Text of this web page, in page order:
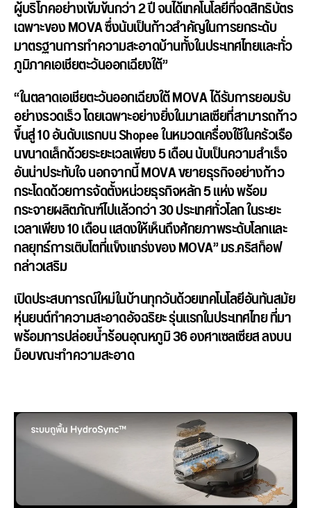
ผู้บริโภคอย่างเข้มข้นกว่า 2 ปี จนได้เทคโนโลยีที่จดสิทธิบัตร
เฉพาะของ MOVA ซึ่งนับเป็นก้าวสำคัญในการยกระดับ
มาตรฐานการทำความสะอาดบ้านทั้งในประเทศไทยและทั่ว
ภูมิภาคเอเชียตะวันออกเฉียงใต้”
“ในตลาดเอเชียตะวันออกเฉียงใต้ MOVA ได้รับการยอมรับ
อย่างรวดเร็ว โดยเฉพาะอย่างยิ่งในมาเลเซียที่สามารถก้าว
ขึ้นสู่ 10 อันดับแรกบน Shopee ในหมวดเครื่องใช้ในครัวเรือ
นขนาดเล็กด้วยระยะเวลเพียง 5 เดือน นับเป็นความสำเร็จ
อันน่าประทับใจ นอกจากนี้ MOVA ขยายธุรกิจอย่างก้าว
กระโดดด้วยการจัดตั้งหน่วยธุรกิจหลัก 5 แห่ง พร้อม
กระจายผลิตภัณฑ์ไปแล้วกว่า 30 ประเทศทั่วโลก ในระยะ
เวลาเพียง 10 เดือน แสดงให้เห็นถึงศักยภาพระดับโลกและ
กลยุทธ์การเติบโตที่แข็งแกร่งของ MOVA”มร.คริสท็อฟ
กล่าวเสริม
เปิดประสบการณ์ใหม่ในบ้านทุกวันด้วยเทคโนโลยีอันทันสมัย
หุ่นยนต์ทำความสะอาดอัจฉริยะ รุ่นแรกในประเทศไทย ที่มา
พร้อมการปล่อยน้ำร้อนอุณหภูมิ 36 องศาเซลเซียส ลงบน
ม็อบขณะทำความสะอาด